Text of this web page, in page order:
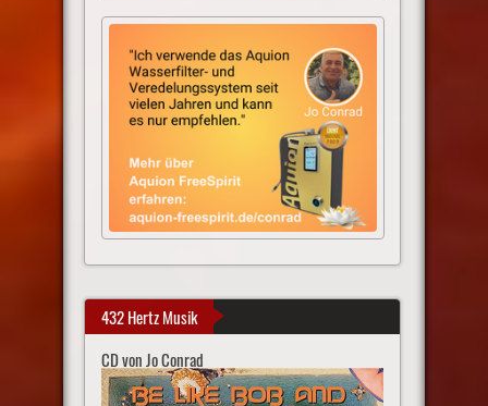
432 Hertz Musik
CD von Jo Conrad